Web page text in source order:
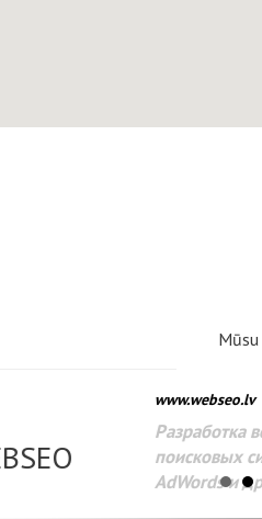
www.webseo.lv
Разработка веб-сайтов
поисковых систем
AdWords и другое.